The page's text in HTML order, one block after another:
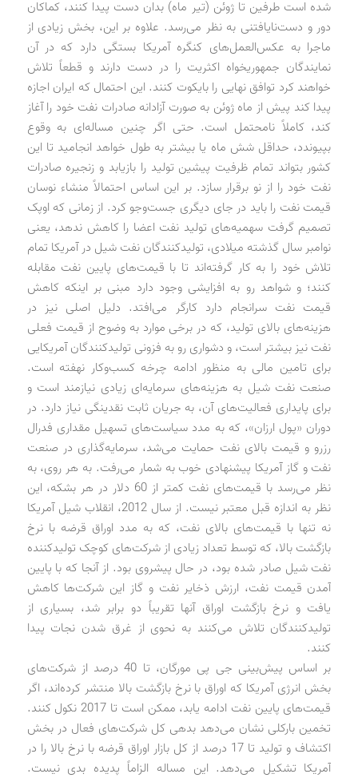
شده است طرفین تا ژوئن (تیر ماه) بدان دست پیدا کنند، کماکان
دور و دست‌نایافتنی به نظر می‌رسد. علاوه بر این، بخش زیادی از
ماجرا به عکس‌العمل‌های کنگره آمریکا بستگی دارد که در آن
نمایندگان جمهوریخواه اکثریت را در دست دارند و قطعاً تلاش
خواهند کرد توافق نهایی را بایکوت کنند. این احتمال که ایران اجازه
پیدا کند پیش از ماه ژوئن به صورت آزادانه صادرات نفت خود را آغاز
کند، کاملاً نامحتمل است. حتی اگر چنین مساله‌ای به وقوع
بپیوندد، حداقل شش ماه یا بیشتر به طول خواهد انجامید تا این
کشور بتواند تمام ظرفیت پیشین تولید را بازیابد و زنجیره صادرات
نفت خود را از نو برقرار سازد. بر این اساس احتمالاً منشاء نوسان
قیمت نفت را باید در جای دیگری جست‌وجو کرد. از زمانی که اوپک
تصمیم گرفت سهمیه‌های تولید نفت اعضا را کاهش ندهد، یعنی
نوامبر سال گذشته میلادی، تولیدکنندگان نفت شیل در آمریکا تمام
تلاش خود را به کار گرفته‌اند تا با قیمت‌های پایین نفت مقابله
کنند؛ و شواهد رو به افزایشی وجود دارد مبنی بر اینکه کاهش
قیمت نفت سرانجام دارد کارگر می‌افتد. دلیل اصلی نیز در
هزینه‌های بالای تولید، که در برخی موارد به وضوح از قیمت فعلی
نفت نیز بیشتر است، و دشواری رو به فزونی تولیدکنندگان آمریکایی
برای تامین مالی به منظور ادامه چرخه کسب‌وکار نهفته است.
صنعت نفت شیل به هزینه‌های سرمایه‌ای زیادی نیازمند است و
برای پایداری فعالیت‌های آن، به جریان ثابت نقدینگی نیاز دارد. در
دوران «پول ارزان»، که به مدد سیاست‌های تسهیل مقداری فدرال
رزرو و قیمت بالای نفت حمایت می‌شد، سرمایه‌گذاری در صنعت
نفت و گاز آمریکا پیشنهادی خوب به شمار می‌رفت. به هر روی، به
نظر می‌رسد با قیمت‌های نفت کمتر از 60 دلار در هر بشکه، این
نظر به اندازه قبل معتبر نیست. از سال 2012، انقلاب شیل آمریکا
نه تنها با قیمت‌های بالای نفت، که به مدد اوراق قرضه با نرخ
بازگشت بالا، که توسط تعداد زیادی از شرکت‌های کوچک تولیدکننده
نفت شیل صادر شده بود، در حال پیشروی بود. از آنجا که با پایین
آمدن قیمت نفت، ارزش ذخایر نفت و گاز این شرکت‌ها کاهش
یافت و نرخ بازگشت اوراق آنها تقریباً دو برابر شد، بسیاری از
تولیدکنندگان تلاش می‌کنند به نحوی از غرق شدن نجات پیدا
کنند.
بر اساس پیش‌بینی جی پی مورگان، تا 40 درصد از شرکت‌های
بخش انرژی آمریکا که اوراق با نرخ بازگشت بالا منتشر کرده‌اند، اگر
قیمت‌های پایین نفت ادامه یابد، ممکن است تا 2017 نکول کنند.
تخمین بارکلی نشان می‌دهد بدهی کل شرکت‌های فعال در بخش
اکتشاف و تولید تا 17 درصد از کل بازار اوراق قرضه با نرخ بالا را در
آمریکا تشکیل می‌دهد. این مساله الزاماً پدیده بدی نیست.